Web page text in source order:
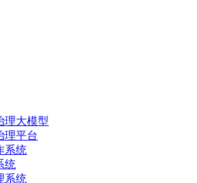
理大模型
理平台
系统
统
系统